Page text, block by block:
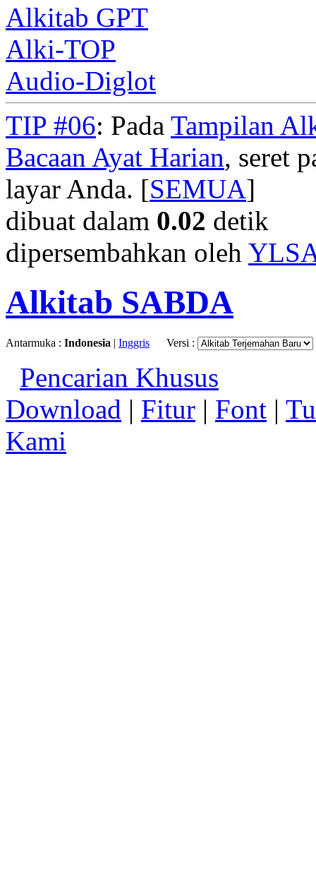
Alkitab GPT
Alki-TOP
Audio-Diglot
TIP #06: Pada Tampilan
Bacaan Ayat Harian, seret
layar Anda. [SEMUA]
dibuat dalam 0.02 detik
dipersembahkan oleh
Alkitab SABDA
Antarmuka : Indonesia | Inggris Versi :
Pencarian Khusus
Download | Fitur | Font |
Kami